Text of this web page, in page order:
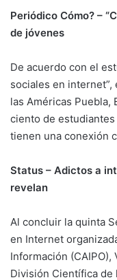
Periódico Cómo? –
de jóvenes
De acuerdo con el
sociales en
las Américas Puebla,
ciento de
tienen una conexión
Status – Adictos a
revelan
Al concluir la quinta
en Internet
Información
División Científica de